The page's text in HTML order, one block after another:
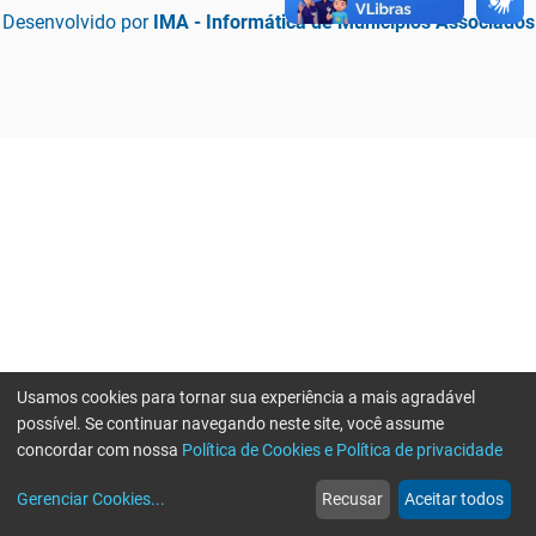
Desenvolvido por IMA - Informática de Municípios Associados
web
Notícias
more_horiz
Mais
Usamos cookies para tornar sua experiência a mais agradável
possível. Se continuar navegando neste site, você assume
concordar com nossa Política de Cookies e Política de privacidade
Gerenciar Cookies... Recusar Aceitar todos
Erro ao enviar informações, por favor tente novamente